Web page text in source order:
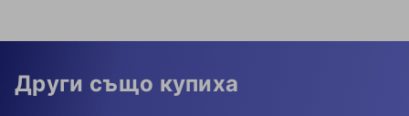
Други също купиха